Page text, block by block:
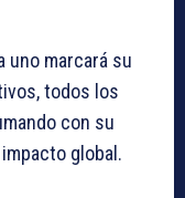
uno marcará su
todos los
con su
global.